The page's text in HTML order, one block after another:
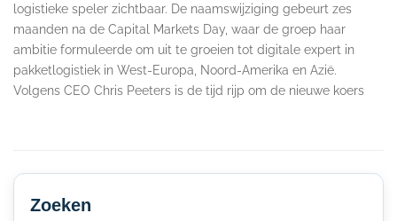
logistieke speler zichtbaar. De naamswijziging gebeurt zes
maanden na de Capital Markets Day, waar de groep haar
ambitie formuleerde om uit te groeien tot digitale expert in
pakketlogistiek in West-Europa, Noord-Amerika en Azië.
Volgens CEO Chris Peeters is de tijd rijp om de nieuwe koers
Secondary
Sidebar
Zoeken